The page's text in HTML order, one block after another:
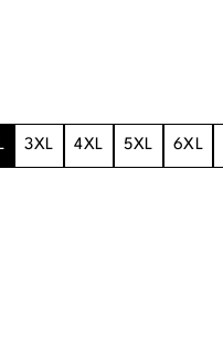
3XL 4XL 5XL 6XL